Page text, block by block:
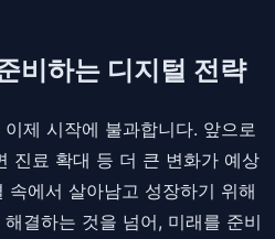
비하는 디지털 전략
제 시작에 불과합니다. 앞으로
진료 확대 등 더 큰 변화가 예상
속에서 살아남고 성장하기 위해
결하는 것을 넘어, 미래를 준비